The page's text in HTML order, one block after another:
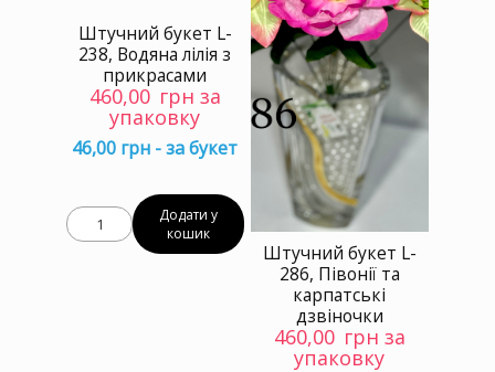
Штучний букет L-
238, Водяна лілія з
прикрасами
460,00 грн за
упаковку
46,00 грн - за букет
Додати у
кошик
Штучний букет L-
286, Півонії та
карпатські
дзвіночки
460,00 грн за
упаковку